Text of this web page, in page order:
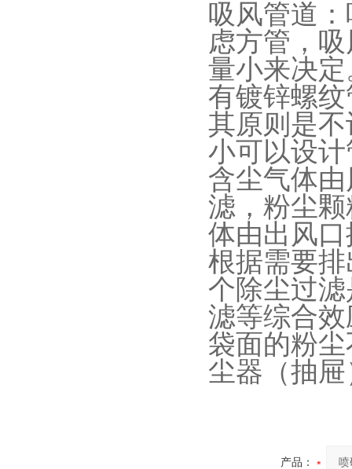
吸风管道
虑方管，
量小来决
有镀锌螺
其原则是
小可以设
含尘气体
滤，粉尘
体由出风
根据需要
个除尘过
滤等综合
袋面的粉
尘器（抽
产品：